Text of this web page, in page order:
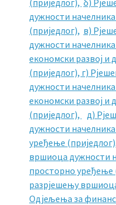
(приједлог), б)
дужности
(приједлог), в)
дужности
економски развој и
(приједлог), г)
дужности
економски развој и
(приједлог),
д)
дужности
уређење
вршиоца дужности
просторно уређење
разрјешењу
Одјељења за